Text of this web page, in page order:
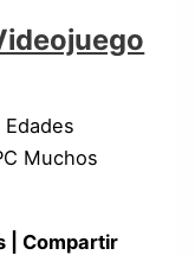
Muchos
| Compartir